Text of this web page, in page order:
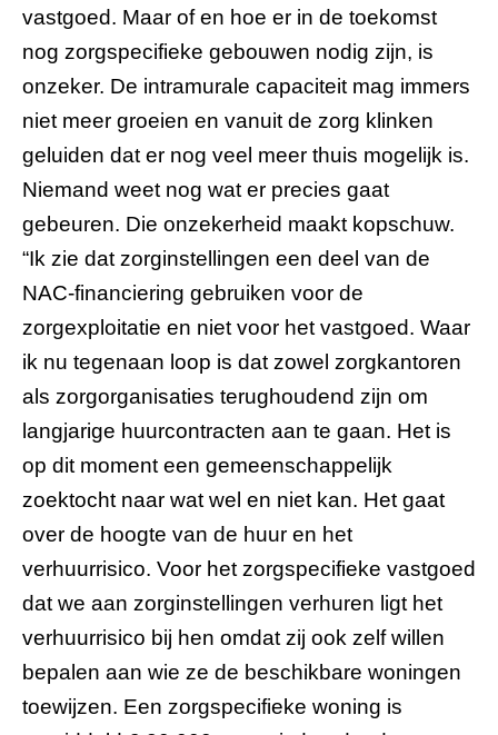
vastgoed. Maar of en hoe er in de toekomst
nog zorgspecifieke gebouwen nodig zijn, is
onzeker. De intramurale capaciteit mag immers
niet meer groeien en vanuit de zorg klinken
geluiden dat er nog veel meer thuis mogelijk is.
Niemand weet nog wat er precies gaat
gebeuren. Die onzekerheid maakt kopschuw.
“Ik zie dat zorginstellingen een deel van de
NAC-financiering gebruiken voor de
zorgexploitatie en niet voor het vastgoed. Waar
ik nu tegenaan loop is dat zowel zorgkantoren
als zorgorganisaties terughoudend zijn om
langjarige huurcontracten aan te gaan. Het is
op dit moment een gemeenschappelijk
zoektocht naar wat wel en niet kan. Het gaat
over de hoogte van de huur en het
verhuurrisico. Voor het zorgspecifieke vastgoed
dat we aan zorginstellingen verhuren ligt het
verhuurrisico bij hen omdat zij ook zelf willen
bepalen aan wie ze de beschikbare woningen
toewijzen. Een zorgspecifieke woning is